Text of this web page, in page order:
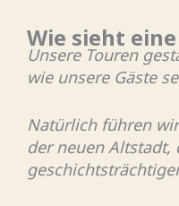
Wie sieht
Unsere Touren
wie unsere Gäste
Natürlich führen
der neuen